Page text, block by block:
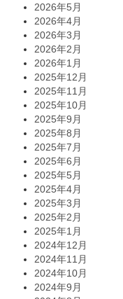
2026年5月
2026年4月
2026年3月
2026年2月
2026年1月
2025年12月
2025年11月
2025年10月
2025年9月
2025年8月
2025年7月
2025年6月
2025年5月
2025年4月
2025年3月
2025年2月
2025年1月
2024年12月
2024年11月
2024年10月
2024年9月